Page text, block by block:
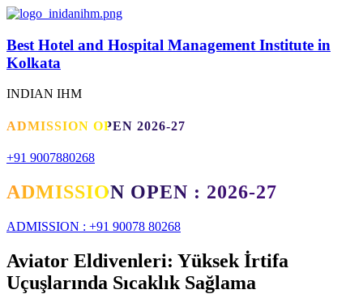
Best Hotel and Hospital Management Institute in
Kolkata
INDIAN IHM
ADMISSION OPEN 2026-27
+91 9007880268
ADMISSION OPEN : 2026-27
ADMISSION : +91 90078 80268
Aviator Eldivenleri: Yüksek İrtifa
Uçuşlarında Sıcaklık Sağlama